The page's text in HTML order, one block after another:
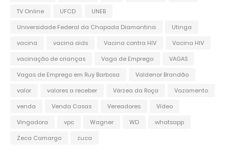
TV Online
UFCD
UNEB
Universidade Federal da Chapada Diamantina
Utinga
vacina
vacina aids Vacina contra HIV
Vacina HIV
vacinação de crianças
Vaga de Emprego
VAGAS
Vagas de Emprego em Ruy Barbosa
Valdenor Brandão
valor
valores a receber Várzea da Roça
Vazamento
venda
Venda Casas Vereadores
Vídeo
Vingadora
vpc Wagner WD
whatsapp
Zeca Camargo
zuca